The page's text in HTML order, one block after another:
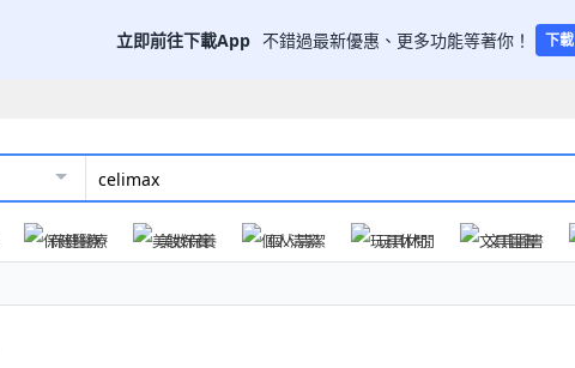
立即前往下載App 不錯過最新優惠、更多功能等著你！ 下載
保健醫療 美妝保養 個人清潔 玩具休閒 文具圖書